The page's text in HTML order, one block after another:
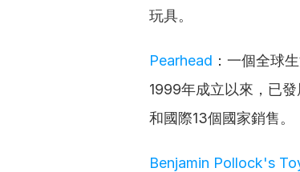
玩具。
Pearhead ：一個全球
1999年成立以來，已
和國際13個國家銷售。
Benjamin Pollock's